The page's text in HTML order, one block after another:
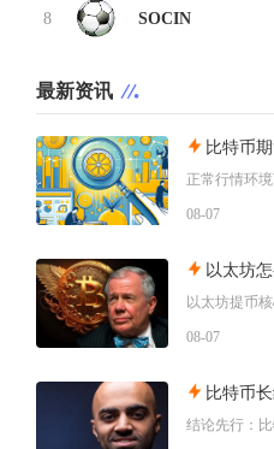
8 SOCIN
最新资讯
比特币
08-07
以太坊
08-07
比特币